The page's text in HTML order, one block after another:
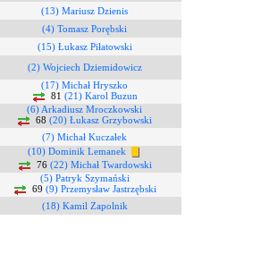
(13) Mariusz Dzienis
(4) Tomasz Porębski
(15) Łukasz Piłatowski
(2) Wojciech Dziemidowicz
(17) Michał Hryszko
81 (21) Karol Buzun
(6) Arkadiusz Mroczkowski
68 (20) Łukasz Grzybowski
(7) Michał Kuczałek
(10) Dominik Lemanek
76 (22) Michał Twardowski
(5) Patryk Szymański
69 (9) Przemysław Jastrzębski
(18) Kamil Zapolnik